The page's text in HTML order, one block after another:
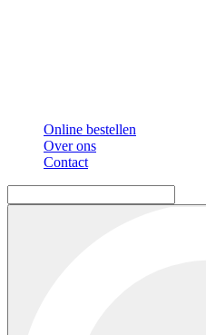
Online bestellen
Over ons
Contact